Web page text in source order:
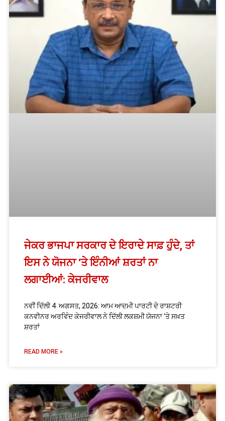
ਜੇਕਰ ਭਾਜਪਾ ਸਰਕਾਰ ਦੇ ਇਰਾਦੇ ਸਾਫ਼ ਹੁੰਦੇ, ਤਾਂ
ਇਸ ਨੇ ਯੋਜਨਾ ‘ਤੇ ਇੰਨੀਆਂ ਸ਼ਰਤਾਂ ਨਾ
ਲਗਾਈਆਂ: ਕੇਜਰੀਵਾਲ
ਨਵੀਂ ਦਿੱਲੀ 4 ਅਗਸਤ, 2026: ਆਮ ਆਦਮੀ ਪਾਰਟੀ ਦੇ ਰਾਸ਼ਟਰੀ
ਕਨਵੀਨਰ ਅਰਵਿੰਦ ਕੇਜਰੀਵਾਲ ਨੇ ਦਿੱਲੀ ਲਕਸ਼ਮੀ ਯੋਜਨਾ ‘ਤੇ ਸਖ਼ਤ
ਸ਼ਰਤਾਂ
READ MORE »